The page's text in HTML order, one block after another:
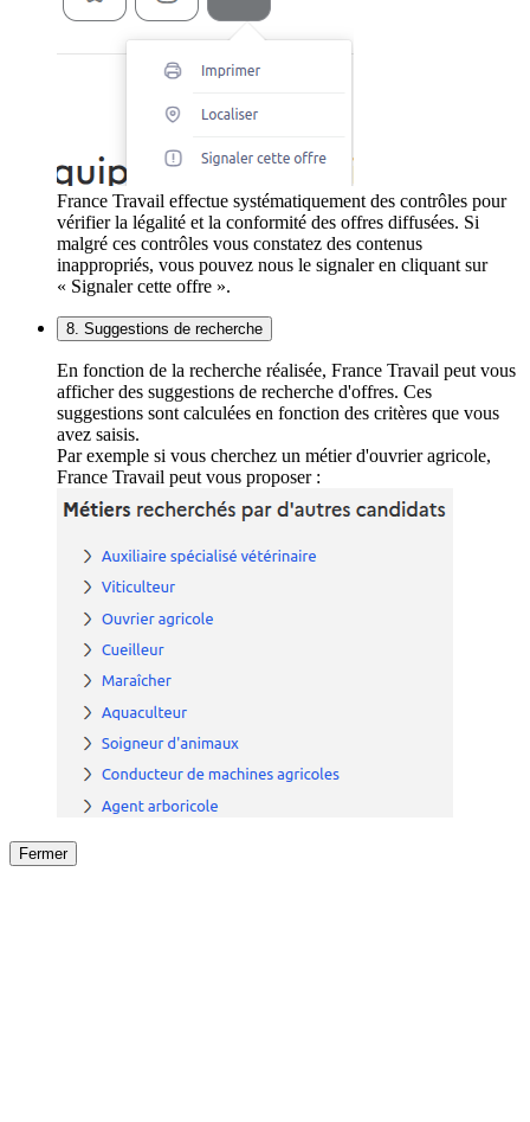
France Travail effectue systématiquement des contrôles pour
vérifier la légalité et la conformité des offres diffusées. Si
malgré ces contrôles vous constatez des contenus
inappropriés, vous pouvez nous le signaler en cliquant sur
« Signaler cette offre ».
8. Suggestions de recherche
En fonction de la recherche réalisée, France Travail peut vous
afficher des suggestions de recherche d'offres. Ces
suggestions sont calculées en fonction des critères que vous
avez saisis.
Par exemple si vous cherchez un métier d'ouvrier agricole,
France Travail peut vous proposer :
Fermer